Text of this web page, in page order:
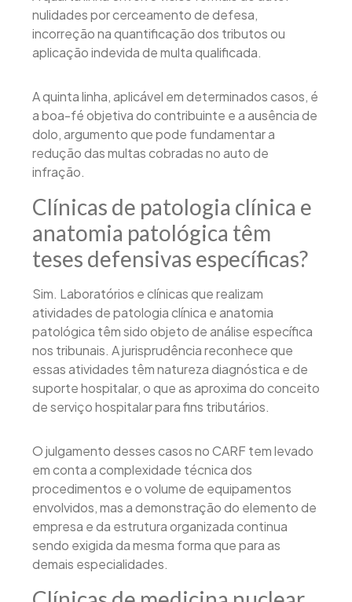
nulidades por cerceamento de defesa,
incorreção na quantificação dos tributos ou
aplicação indevida de multa qualificada.
A quinta linha, aplicável em determinados casos, é
a boa-fé objetiva do contribuinte e a ausência de
dolo, argumento que pode fundamentar a
redução das multas cobradas no auto de
infração.
Clínicas de patologia clínica e
anatomia patológica têm
teses defensivas específicas?
Sim. Laboratórios e clínicas que realizam
atividades de patologia clínica e anatomia
patológica têm sido objeto de análise específica
nos tribunais. A jurisprudência reconhece que
essas atividades têm natureza diagnóstica e de
suporte hospitalar, o que as aproxima do conceito
de serviço hospitalar para fins tributários.
O julgamento desses casos no CARF tem levado
em conta a complexidade técnica dos
procedimentos e o volume de equipamentos
envolvidos, mas a demonstração do elemento de
empresa e da estrutura organizada continua
sendo exigida da mesma forma que para as
demais especialidades.